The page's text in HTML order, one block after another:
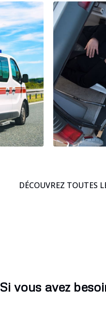
DÉCOUVREZ TOUTES
Si vous avez